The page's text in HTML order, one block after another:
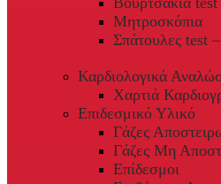
Μητροσκόπια
Σπάτουλες test
Καρδιολογικά
Χαρτιά
Επιδεσμικό Υλικό
Γάζες
Γάζες Μη
Επίδεσμοι